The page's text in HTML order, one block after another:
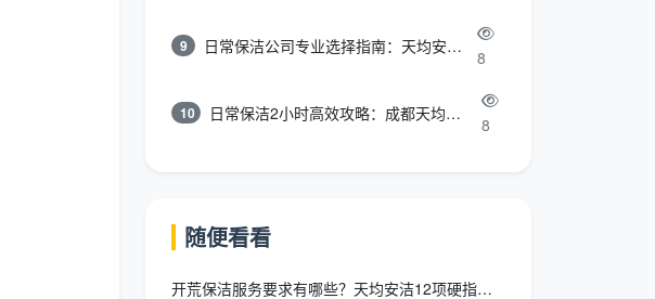
9 日常保洁公司专业选择指南：天均安洁保洁服务全解析
8
10 日常保洁2小时高效攻略：成都天均安洁保洁专业时间管理方案
8
随便看看
开荒保洁服务要求有哪些？天均安洁12项硬指标+验收清单